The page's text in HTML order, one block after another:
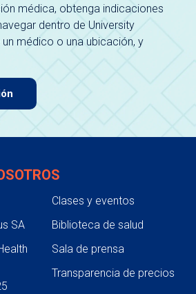
médica, obtenga indicaciones
dentro de University
un médico o una ubicación, y
Clases y eventos
SA
Biblioteca de salud
Sala de prensa
Transparencia de precios